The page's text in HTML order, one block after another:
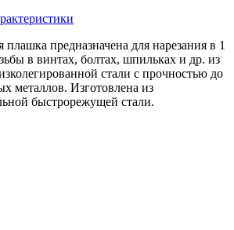
плашка предназначена для нарезания в 1
в винтах, болтах, шпильках и др. из
стали с прочностью до
металлов. Изготовлена из
быстрорежущей стали.